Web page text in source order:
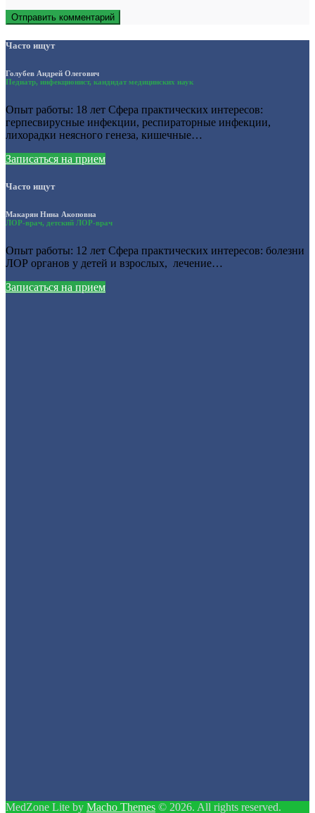
Часто ищут
Голубев Андрей Олегович
Педиатр, инфекционист, кандидат медицинских наук
Опыт работы: 18 лет Сфера практических интересов:
герпесвирусные инфекции, респираторные инфекции,
лихорадки неясного генеза, кишечные…
Записаться на прием
Часто ищут
Макарян Нина Акоповна
ЛОР-врач, детский ЛОР-врач
Опыт работы: 12 лет Сфера практических интересов: болезни
ЛОР органов у детей и взрослых, лечение…
Записаться на прием
MedZone Lite by Macho Themes © 2026. All rights reserved.